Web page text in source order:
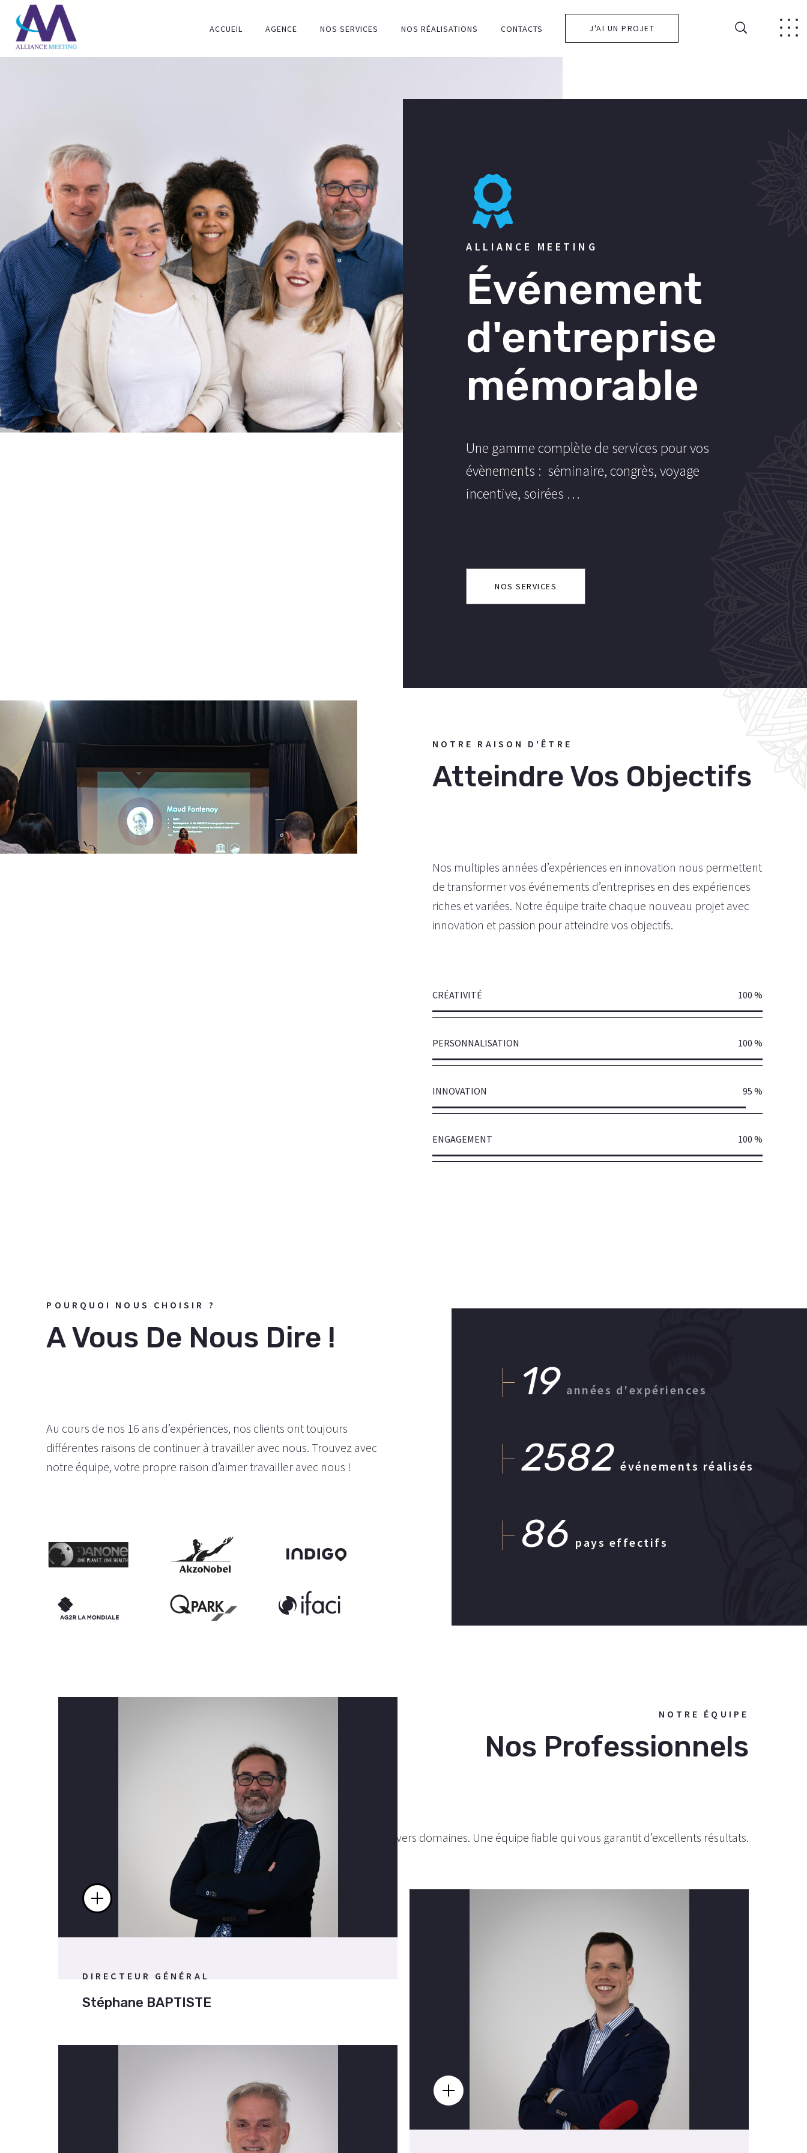
ACCUEIL AGENCE NOS SERVICES NOS RÉALISATIONS CONTACTS J'AI UN PROJET
ALLIANCE MEETING
Événement
d'entreprise
mémorable
Une gamme complète de services pour vos
évènements : séminaire, congrès, voyage
incentive, soirées …
NOS SERVICES
NOTRE RAISON D'ÊTRE
Atteindre Vos Objectifs
Nos multiples années d’expériences en innovation nous permettent
de transformer vos événements d’entreprises en des expériences
riches et variées. Notre équipe traite chaque nouveau projet avec
innovation et passion pour atteindre vos objectifs.
CRÉATIVITÉ 100 %
PERSONNALISATION 100 %
INNOVATION 95 %
ENGAGEMENT 100 %
POURQUOI NOUS CHOISIR ?
A Vous De Nous Dire !
Au cours de nos 16 ans d’expériences, nos clients ont toujours
différentes raisons de continuer à travailler avec nous. Trouvez avec
notre équipe, votre propre raison d’aimer travailler avec nous !
19 années d'expériences
2582 événements réalisés
86 pays effectifs
NOTRE ÉQUIPE
Nos Professionnels
Notre équipe est un alliage de professionnels dans divers domaines. Une équipe fiable qui vous garantit d’excellents résultats.
DIRECTEUR GÉNÉRAL
Stéphane BAPTISTE